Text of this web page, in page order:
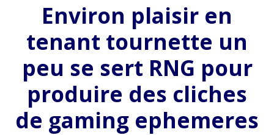
Environ plaisir en
tenant tournette un
peu se sert RNG pour
produire des cliches
de gaming ephemeres